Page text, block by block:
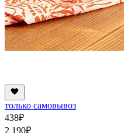
только самовывоз
438₽
2 190₽